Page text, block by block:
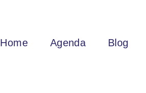
Home Agenda Blog